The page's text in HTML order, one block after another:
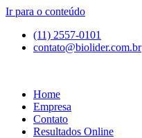
Ir para o conteúdo
(11) 2557-0101
contato@biolider.com.br
Home
Empresa
Contato
Resultados Online